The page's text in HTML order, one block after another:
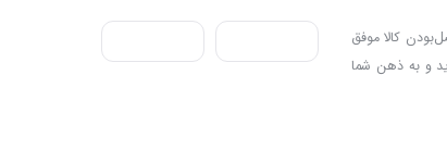
۷ روز ضمانت بازگشت کالا و تضمین اصل‌بودن کالا موفق
و به ذهن شما